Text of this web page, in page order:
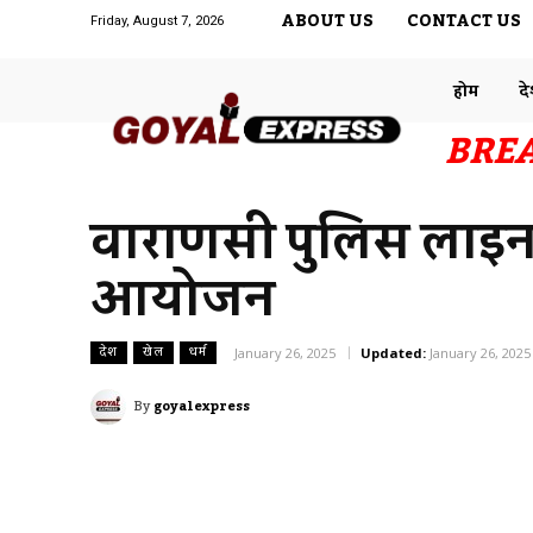
Friday, August 7, 2026 ABOUT US CONTACT US
होम
वाराणसी पुलिस
आयोजन
देश खेल धर्म January 26, 2025 Updated: January 26, 2025
Bygoyalexpress